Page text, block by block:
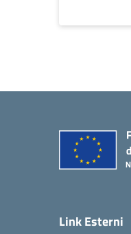
Link Esterni